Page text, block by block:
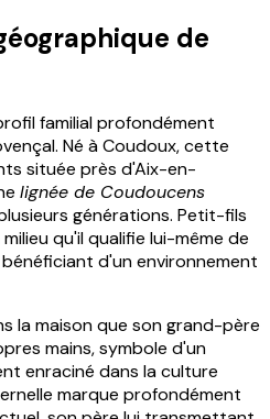
de
familial profondément
Né à Coudoux, cette
située près d'Aix-en-
lignée de Coudoucens
générations. Petit-fils
qu'il qualifie lui-même de
d'un environnement
la maison que son grand-père
mains, symbole d'un
enraciné dans la culture
marque profondément